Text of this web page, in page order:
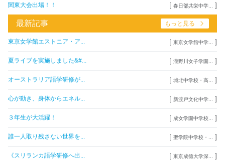
関東大会出場！！ [ 春日部共栄中学... ]
最新記事 もっと見る
東京女学館エストニア・ア... [ 東京女学館中学... ]
夏ライブを実施しました&#... [ 瀧野川女子学園... ]
オーストラリア語学研修が... [ 城北中学校・高... ]
心が動き、身体からエネル... [ 新渡戸文化中学... ]
３年生が大活躍！ [ 成女学園中学校... ]
誰一人取り残さない世界を... [ 聖学院中学校・... ]
《スリランカ語学研修へ出... [ 東京成徳大学深... ]